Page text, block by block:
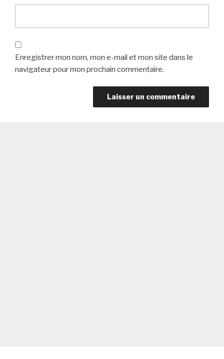
Enregistrer mon nom, mon e-mail et mon site dans le
navigateur pour mon prochain commentaire.